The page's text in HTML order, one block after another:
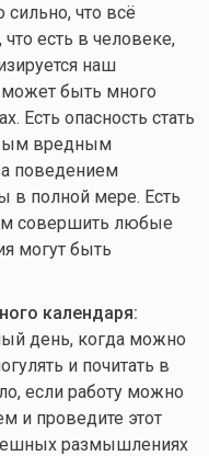
что всё
есть в человеке,
наш
может быть много
Есть опасность стать
вредным
поведением
в полной мере. Есть
совершить любые
могут быть
календаря:
день, когда можно
и почитать в
если работу можно
и проведите этот
размышлениях